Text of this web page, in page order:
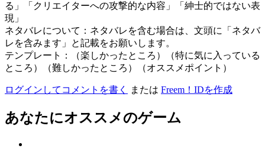
る」「クリエイターへの攻撃的な内容」「紳士的ではない表
現」
ネタバレについて：ネタバレを含む場合は、文頭に「ネタバ
レを含みます」と記載をお願いします。
テンプレート：（楽しかったところ）（特に気に入っている
ところ）（難しかったところ）（オススメポイント）
ログインしてコメントを書く または Freem！IDを作成
あなたにオススメのゲーム